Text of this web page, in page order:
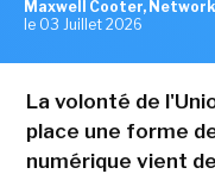
Maxwell Cooter,
le 03 Juillet 2026
La volonté de
place une forme
numérique vient